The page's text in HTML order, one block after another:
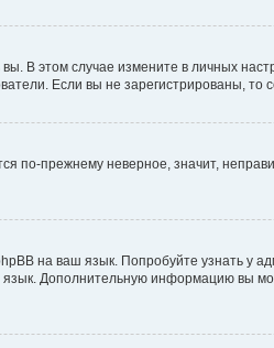
В этом случае измените в личных
Если вы не зарегистрированы, то
по-прежнему неверное, значит,
на ваш язык. Попробуйте узнать у
Дополнительную информацию вы